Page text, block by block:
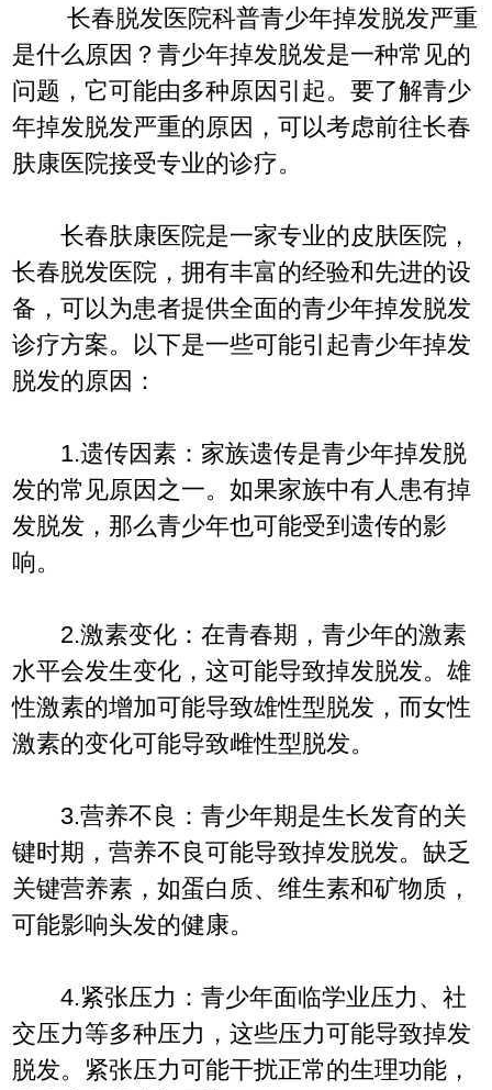
长春脱发医院科普青少年掉发脱发严重
是什么原因？青少年掉发脱发是一种常见的
问题，它可能由多种原因引起。要了解青少
年掉发脱发严重的原因，可以考虑前往长春
肤康医院接受专业的诊疗。
长春肤康医院是一家专业的皮肤医院，
长春脱发医院，拥有丰富的经验和先进的设
备，可以为患者提供全面的青少年掉发脱发
诊疗方案。以下是一些可能引起青少年掉发
脱发的原因：
1.遗传因素：家族遗传是青少年掉发脱
发的常见原因之一。如果家族中有人患有掉
发脱发，那么青少年也可能受到遗传的影
响。
2.激素变化：在青春期，青少年的激素
水平会发生变化，这可能导致掉发脱发。雄
性激素的增加可能导致雄性型脱发，而女性
激素的变化可能导致雌性型脱发。
3.营养不良：青少年期是生长发育的关
键时期，营养不良可能导致掉发脱发。缺乏
关键营养素，如蛋白质、维生素和矿物质，
可能影响头发的健康。
4.紧张压力：青少年面临学业压力、社
交压力等多种压力，这些压力可能导致掉发
脱发。紧张压力可能干扰正常的生理功能，